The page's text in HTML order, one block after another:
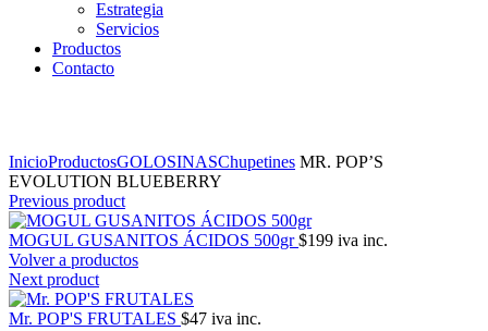
Estrategia
Servicios
Productos
Contacto
InicioProductosGOLOSINASChupetines MR. POP’S
EVOLUTION BLUEBERRY
Previous product
MOGUL GUSANITOS ÁCIDOS 500gr$199 iva inc.
Volver a productos
Next product
Mr. POP'S FRUTALES $47 iva inc.